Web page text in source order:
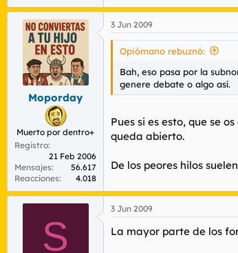
Moporday
Muerto por dentro+
Registro
21 Feb 2006
Mensajes
56.617
Reacciones
4.018
3 Jun 2009
Opiómano rebuznó:
Bah, eso pasa por la
genere debate o algo así.
Pues si es esto, que se
queda abierto.
De los peores hilos
S
3 Jun 2009
La mayor parte de los